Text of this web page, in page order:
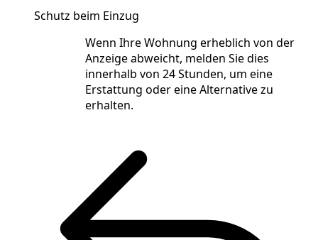
Schutz beim Einzug
Wenn Ihre Wohnung erheblich von der
Anzeige abweicht, melden Sie dies
innerhalb von 24 Stunden, um eine
Erstattung oder eine Alternative zu
erhalten.